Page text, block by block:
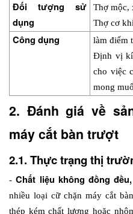
Đối tượng sử
dụng
Thợ mộc,
Thợ cơ
Công dụng
làm điểm
Định vị
cho việc
mong
2. Đánh giá về
máy cắt bàn trượt
2.1. Thực trạng thị
- Chất liệu không đồng
nhiều loại cữ chặn máy cắt
thép kém chất lượng hoặc